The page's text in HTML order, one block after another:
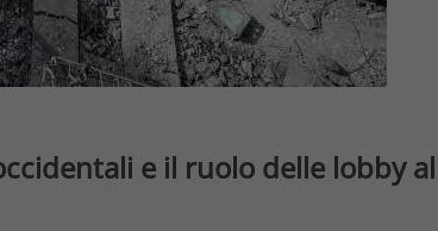
e il ruolo delle lobby al